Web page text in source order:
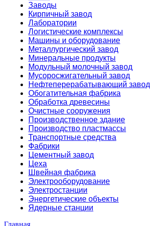
Заводы
Кирпичный завод
Лаборатории
Логистические комплексы
Машины и оборудование
Металлургический завод
Минеральные продукты
Модульный молочный завод
Мусоросжигательный завод
Нефтеперерабатывающий завод
Обогатительная фабрика
Обработка древесины
Очистные сооружения
Производственное здание
Производство пластмассы
Транспортные средства
Фабрики
Цементный завод
Цеха
Швейная фабрика
Электрооборудование
Электростанции
Энергетические объекты
Ядерные станции
Главная